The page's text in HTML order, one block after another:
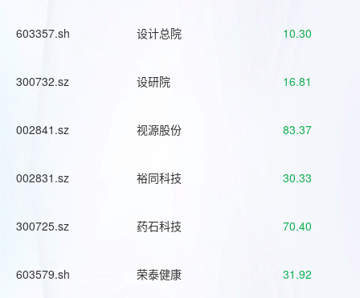
603357.sh 设计总院 10.30
300732.sz 设研院 16.81
002841.sz 视源股份 83.37
002831.sz 裕同科技 30.33
300725.sz 药石科技 70.40
603579.sh 荣泰健康 31.92